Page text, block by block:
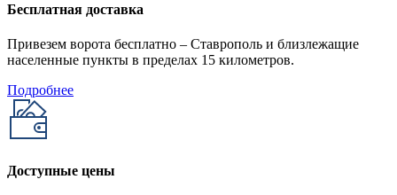
Бесплатная доставка
Привезем ворота бесплатно – Ставрополь и близлежащие
населенные пункты в пределах 15 километров.
Подробнее
Доступные цены